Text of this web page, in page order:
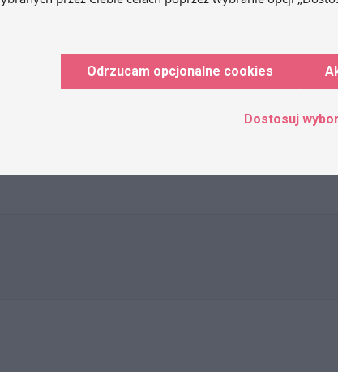
etylowego
produkcji leków
zastosowania
Łodzi podzielił
Odrzucam opcjonalne cookies
Dostosuj